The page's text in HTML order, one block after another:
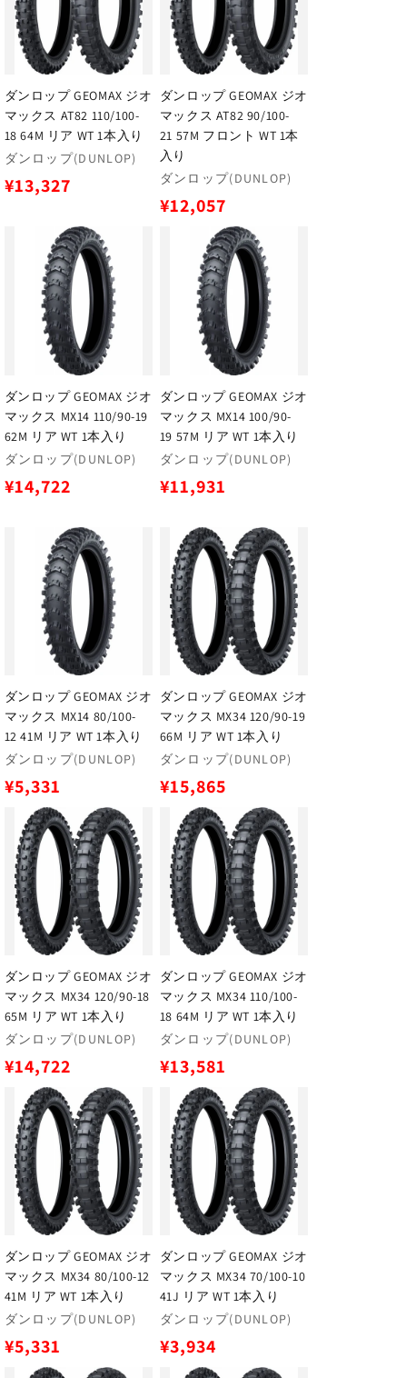
ダンロップ GEOMAX ジオ
マックス AT82 110/100-
18 64M リア WT 1本入り
販
売
ダンロップ(DUNLOP)
通
¥13,327
ダンロップ GEOMAX ジオ
マックス AT82 90/100-
21 57M フロント WT 1本
入り
販
売
ダンロップ(DUNLOP)
通
¥12,057
ダンロップ GEOMAX ジオ
マックス MX14 110/90-19
62M リア WT 1本入り
販
売
元:
ダンロップ(DUNLOP)
通
¥14,722
ダンロップ GEOMAX ジオ
マックス MX14 100/90-
19 57M リア WT 1本入り
販
売
元:
ダンロップ(DUNLOP)
通
格
¥11,931
ダンロップ GEOMAX ジオ
マックス MX14 80/100-
12 41M リア WT 1本入り
販
売
元:
ダンロップ(DUNLOP)
通
価
格
¥5,331
ダンロップ GEOMAX ジオ
マックス MX34 120/90-19
66M リア WT 1本入り
販
売
元:
ダンロップ(DUNLOP)
通
価
格
¥15,865
ダンロップ GEOMAX ジオ
マックス MX34 120/90-18
65M リア WT 1本入り
販
売
ダンロップ(DUNLOP)
通
価
格
¥14,722
ダンロップ GEOMAX ジオ
マックス MX34 110/100-
18 64M リア WT 1本入り
販
売
ダンロップ(DUNLOP)
通
価
格
¥13,581
ダンロップ GEOMAX ジオ
マックス MX34 80/100-12
41M リア WT 1本入り
販
売
元:
ダンロップ(DUNLOP)
通
¥5,331
ダンロップ GEOMAX ジオ
マックス MX34 70/100-10
41J リア WT 1本入り
販
売
元:
ダンロップ(DUNLOP)
通
¥3,934